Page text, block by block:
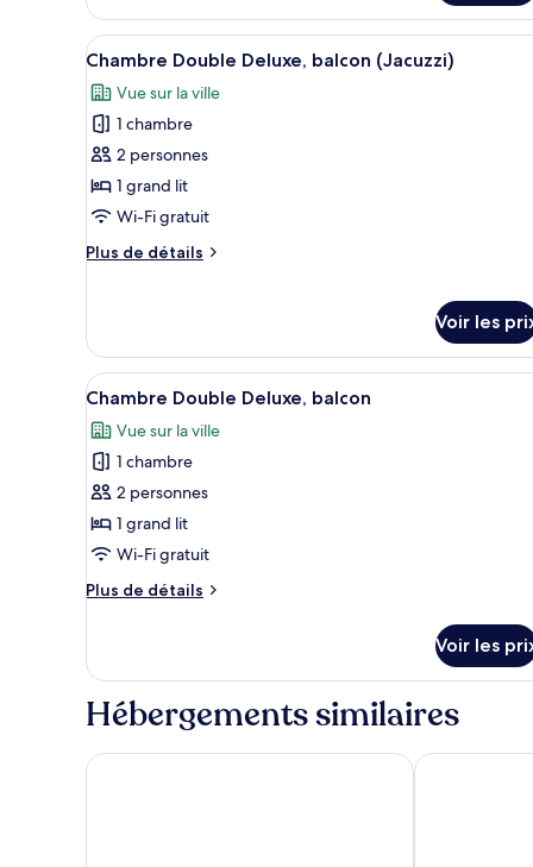
le
type
de
Chambre
avec
lits
jumeaux
Afficher
toutes
les
photos
pour
ce
type
chambre :
Deluxe,
balcon
(Jacuzzi)
Une salle de bain moderne
6
Chambre Double Deluxe, balcon (Jacuzzi)
Vue sur la ville
1 chambre
2 personnes
1 grand lit
Wi-Fi gratuit
Plus de détails
Plus
type
de
chambre
Chambre
Double
Deluxe,
balcon
(Jacuzzi)
Voir les
Afficher
toutes
les
photos
pour
ce
type
chambre :
Deluxe,
balcon
Une chambre d’hôtel avec
7
Chambre Double Deluxe, balcon
Vue sur la ville
1 chambre
2 personnes
1 grand lit
Wi-Fi gratuit
Plus de détails
Plus
le
type
de
Chambre
Voir les
Hébergements similaires
Rosslyn Central Park Hotel Rosslyn